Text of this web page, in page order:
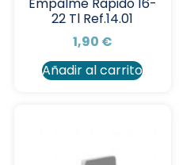
22 Tl Ref.14.01
1,90 €
Añadir al carrito